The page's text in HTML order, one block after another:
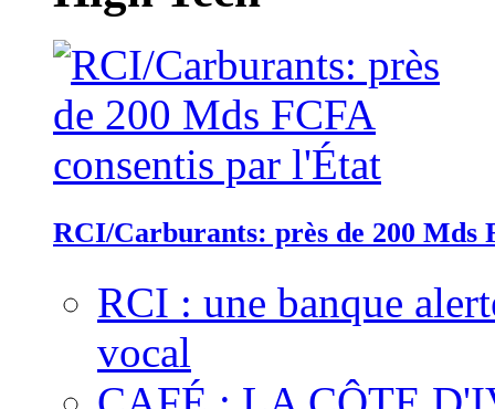
RCI/Carburants: près de 200 Mds
RCI : une banque
vocal